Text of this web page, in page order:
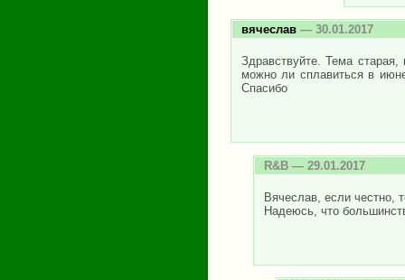
вячеслав — 30.01.2017
Здравствуйте. Тема
можно ли сплавиться в
Спасибо
R&B — 29.01.2017
Вячеслав, если честно,
Надеюсь, что